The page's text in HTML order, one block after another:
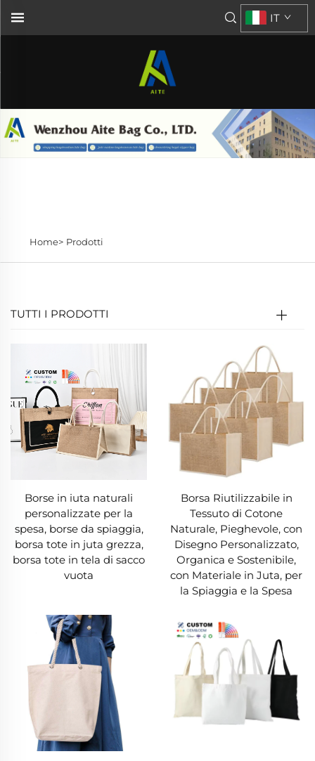
IT
Home> Prodotti
TUTTI I PRODOTTI
Borse in iuta naturali
personalizzate per la
spesa, borse da spiaggia,
borsa tote in juta grezza,
borsa tote in tela di sacco
vuota
Borsa Riutilizzabile in
Tessuto di Cotone
Naturale, Pieghevole, con
Disegno Personalizzato,
Organica e Sostenibile,
con Materiale in Juta, per
la Spiaggia e la Spesa